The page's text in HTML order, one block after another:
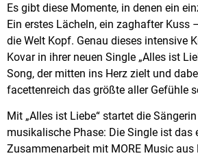
Es gibt diese Momente, in denen ein
Ein erstes Lächeln, ein zaghafter Kuss
die Welt Kopf. Genau dieses intensive
Kovar in ihrer neuen Single „Alles ist
Song, der mitten ins Herz zielt und
facettenreich das größte aller Gefühle
Mit „Alles ist Liebe“ startet die
musikalische Phase: Die Single ist das
Zusammenarbeit mit MORE Music